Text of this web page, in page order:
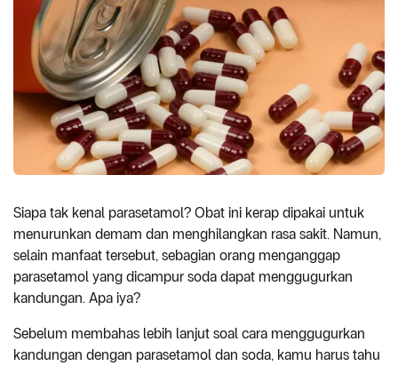
Siapa tak kenal parasetamol? Obat ini kerap dipakai untuk
menurunkan demam dan menghilangkan rasa sakit. Namun,
selain manfaat tersebut, sebagian orang menganggap
parasetamol yang dicampur soda dapat menggugurkan
kandungan. Apa iya?
Sebelum membahas lebih lanjut soal cara menggugurkan
kandungan dengan parasetamol dan soda, kamu harus tahu